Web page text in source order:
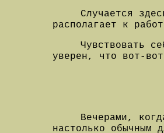
Случается
располагает к
Чувствовать
уверен, что вот-
Вечерами,
настолько